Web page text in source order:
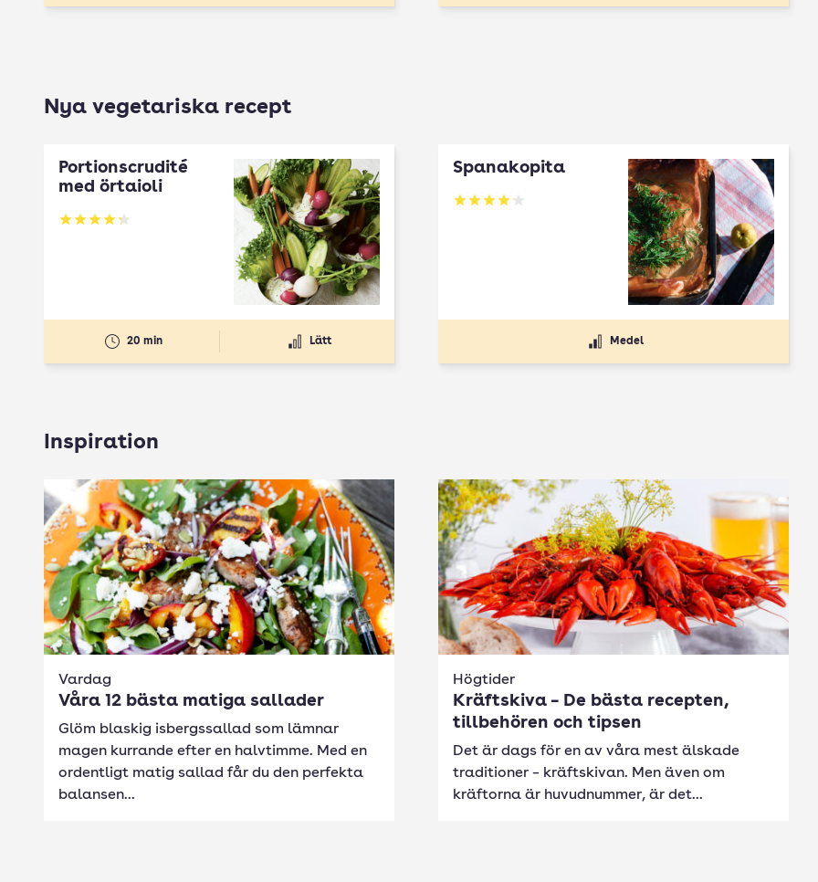
Nya vegetariska recept
Portionscrudité
med örtaioli
Betyg: 4.27 av 5
20 min Lätt
Spanakopita
Betyg: 4.1 av 5
Medel
Inspiration
Vardag
Våra 12 bästa matiga sallader
Glöm blaskig isbergssallad som lämnar
magen kurrande efter en halvtimme. Med en
ordentligt matig sallad får du den perfekta
balansen...
Högtider
Kräftskiva – De bästa recepten,
tillbehören och tipsen
Det är dags för en av våra mest älskade
traditioner – kräftskivan. Men även om
kräftorna är huvudnummer, är det...